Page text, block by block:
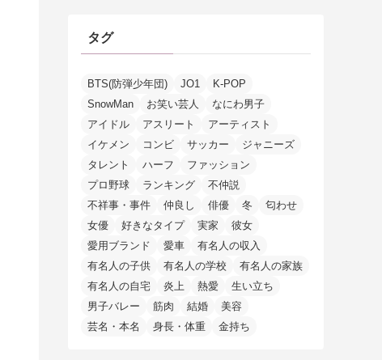
タグ
BTS(防弾少年団) JO1
K-POP
SnowMan
お笑い芸人
なにわ男子
アイドル
アスリート
アーティスト
イケメン
コンビ サッカー
ジャニーズ
タレント
ハーフ
ファッション
プロ野球
ランキング
不仲説
不祥事・事件
仲良し 俳優 冬
匂わせ
女優
好きなタイプ 実家
彼女
愛用ブランド
愛車
有名人の収入
有名人の子供
有名人の学校
有名人の家族
有名人の自宅
炎上 熱愛
生い立ち
男子バレー
筋肉 結婚
美容
芸名・本名
身長・体重 金持ち